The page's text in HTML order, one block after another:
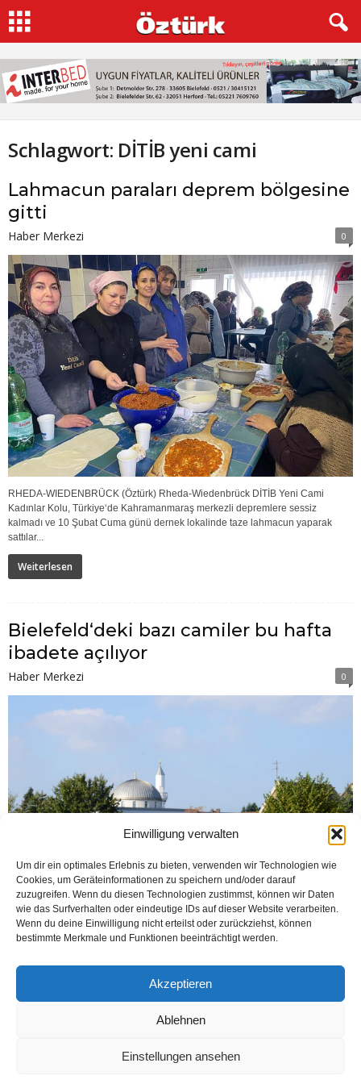
Einwilligung verwalten
Um dir ein optimales Erlebnis zu bieten, verwenden wir Technologien wie
Cookies, um Geräteinformationen zu speichern und/oder darauf
zuzugreifen. Wenn du diesen Technologien zustimmst, können wir Daten
wie das Surfverhalten oder eindeutige IDs auf dieser Website verarbeiten.
Wenn du deine Einwilligung nicht erteilst oder zurückziehst, können
bestimmte Merkmale und Funktionen beeinträchtigt werden.
Akzeptieren
Ablehnen
Einstellungen ansehen
Schlagwort: DİTİB yeni cami
Lahmacun paraları deprem bölgesine
gitti
Haber Merkezi 0
RHEDA-WIEDENBRÜCK (Öztürk) Rheda-Wiedenbrück DİTİB Yeni Cami
Kadınlar Kolu, Türkiye‘de Kahramanmaraş merkezli depremlere sessiz
kalmadı ve 10 Şubat Cuma günü dernek lokalinde taze lahmacun yaparak
sattılar...
Weiterlesen
Bielefeld‘deki bazı camiler bu hafta
ibadete açılıyor
Haber Merkezi 0
BIELEFELD (Öztürk) KORONA virüs salgını sonrası kapatılan camilerin bir
Merkez Cami, ATİB Yunus Emre ve...
Weiterlesen